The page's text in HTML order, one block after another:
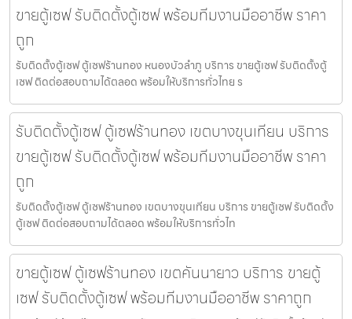
ขายตู้เซฟ รับติดตั้งตู้เซฟ พร้อมทีมงานมืออาชีพ ราคา
ถูก
รับติดตั้งตู้เซฟ ตู้เซฟร้านทอง หนองบัวลำภู บริการ ขายตู้เซฟ รับติดตั้งตู้
เซฟ ติดต่อสอบถามได้ตลอด พร้อมให้บริการทั่วไทย ร
รับติดตั้งตู้เซฟ ตู้เซฟร้านทอง เขตบางขุนเทียน บริการ
ขายตู้เซฟ รับติดตั้งตู้เซฟ พร้อมทีมงานมืออาชีพ ราคา
ถูก
รับติดตั้งตู้เซฟ ตู้เซฟร้านทอง เขตบางขุนเทียน บริการ ขายตู้เซฟ รับติดตั้ง
ตู้เซฟ ติดต่อสอบถามได้ตลอด พร้อมให้บริการทั่วไท
ขายตู้เซฟ ตู้เซฟร้านทอง เขตคันนายาว บริการ ขายตู้
เซฟ รับติดตั้งตู้เซฟ พร้อมทีมงานมืออาชีพ ราคาถูก